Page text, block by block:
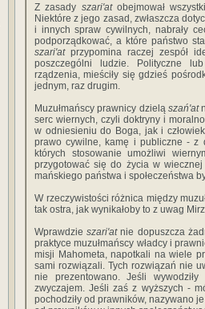
Z zasady szari'atobejmował
Niektóre z jego zasad, zwłaszcza
i innych spraw cywilnych, nabrały
podporządkować, a które państwo
szari'atprzypomina raczej zespół
poszczególni ludzie. Polityczne
rządzenia, mieściły się gdzieś
jednym, raz drugim.
Muzułmańscy prawnicy dzielą szań'at
serc wiernych, czyli doktryny i
w odniesieniu do Boga, jak i
prawo cywilne, kamę i publiczne - z
których stosowanie umożliwi
przygotować się do życia w
mańskiego państwa i społeczeństwa
W rzeczywistości różnica między
tak ostra, jak wynikałoby to z uwag
Wprawdzieszari'atnie dopuszcza
praktyce muzułmańscy władcy i
misji Mahometa, napotkali na wiele
sami rozwiązali. Tych rozwiązań nie
nie prezentowano. Jeśli
zwyczajem. Jeśli zaś z wyższych -
pochodziły od prawników, nazywano